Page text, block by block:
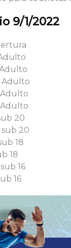
9/1/2022
Adulto
Adulto
20
sub 20
18
18
16
16